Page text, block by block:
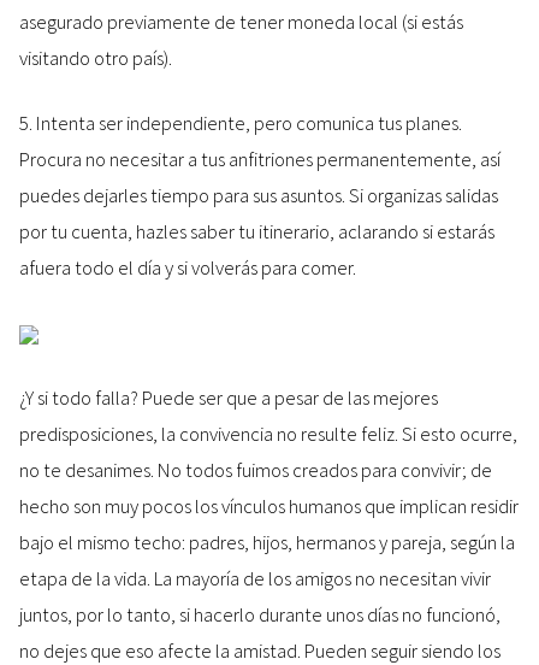
asegurado previamente de tener moneda local (si estás
visitando otro país).
5. Intenta ser independiente, pero comunica tus planes.
Procura no necesitar a tus anfitriones permanentemente, así
puedes dejarles tiempo para sus asuntos. Si organizas salidas
por tu cuenta, hazles saber tu itinerario, aclarando si estarás
afuera todo el día y si volverás para comer.
¿Y si todo falla? Puede ser que a pesar de las mejores
predisposiciones, la convivencia no resulte feliz. Si esto ocurre,
no te desanimes. No todos fuimos creados para convivir; de
hecho son muy pocos los vínculos humanos que implican residir
bajo el mismo techo: padres, hijos, hermanos y pareja, según la
etapa de la vida. La mayoría de los amigos no necesitan vivir
juntos, por lo tanto, si hacerlo durante unos días no funcionó,
no dejes que eso afecte la amistad. Pueden seguir siendo los